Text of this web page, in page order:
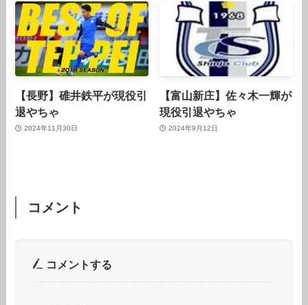
【長野】碓井鉄平が現役引
退やちゃ
2024年11月30日
【富山新庄】佐々木一輝が
現役引退やちゃ
2024年9月12日
コメント
コメントする